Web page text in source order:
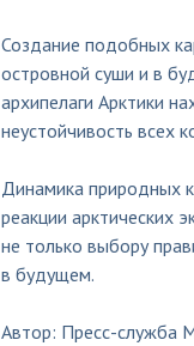
Создание подобных
островной суши и в
архипелаги Арктики
неустойчивость всех
Динамика природных
реакции арктических
не только выбору
в будущем.
Автор: Пресс-служба